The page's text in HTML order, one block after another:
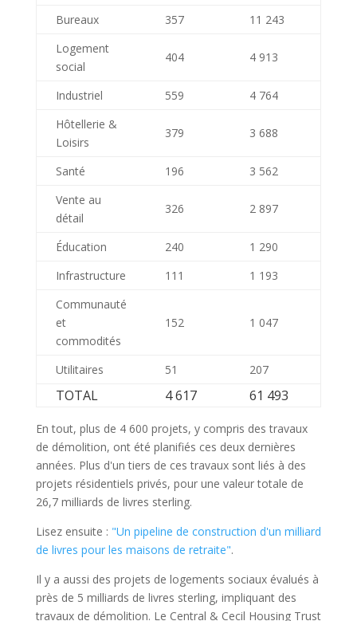
Bureaux 357
11 243
Logement
social
404 4 913
Industriel 559
4 764
Hôtellerie &
Loisirs
379 3 688
Santé 196
3 562
Vente au
détail
326 2 897
Éducation 240
1 290
Infrastructure
111
1 193
Communauté
et
commodités
152 1 047
Utilitaires 51 207
TOTAL 4 617 61 493
En tout, plus de 4 600 projets, y compris des travaux
de démolition, ont été planifiés ces deux dernières
années. Plus d'un tiers de ces travaux sont liés à des
projets résidentiels privés, pour une valeur totale de
26,7 milliards de livres sterling.
Lisez ensuite : "Un pipeline de construction d'un milliard
de livres pour les maisons de retraite".
Il y a aussi des projets de logements sociaux évalués à
près de 5 milliards de livres sterling, impliquant des
travaux de démolition. Le Central & Cecil Housing Trust